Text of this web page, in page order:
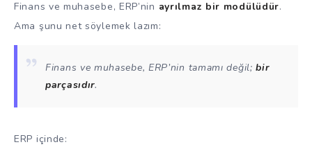
Finans ve muhasebe, ERP’nin ayrılmaz bir modülüdür.
Ama şunu net söylemek lazım:
Finans ve muhasebe, ERP’nin tamamı değil;bir
parçasıdır.
ERP içinde: